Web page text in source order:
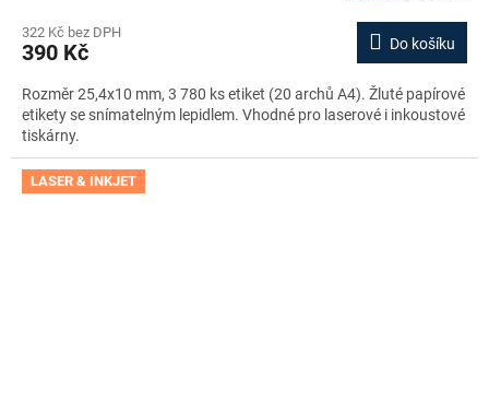
322 Kč bez DPH
390 Kč Do košíku
Rozměr 25,4x10 mm, 3 780 ks etiket (20 archů A4). Žluté papírové
etikety se snímatelným lepidlem. Vhodné pro laserové i inkoustové
tiskárny.
LASER & INKJET